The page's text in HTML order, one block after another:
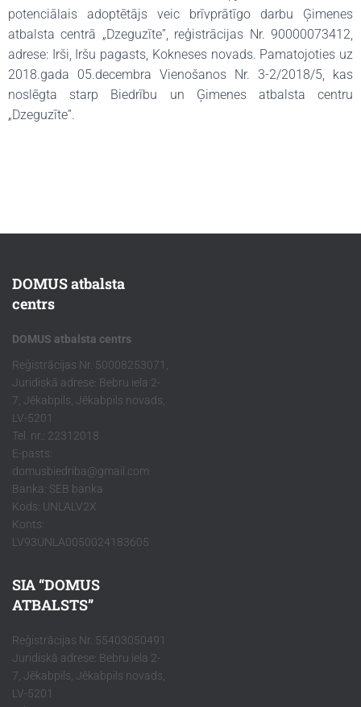
potenciālais adoptētājs veic brīvprātīgo darbu Ģimenes
atbalsta centrā „Dzeguzīte”, reģistrācijas Nr. 90000073412,
adrese: Irši, Iršu pagasts, Kokneses novads. Pamatojoties uz
2018.gada 05.decembra Vienošanos Nr. 3-2/2018/5, kas
noslēgta starp Biedrību un Ģimenes atbalsta centru
„Dzeguzīte”.
DOMUS atbalsta
centrs
DOMUS atbalsta centrs
Reģistrācijas Nr. 50008253071,
Juridiskā adrese: Bebru iela 2-
7, Jēkabpils, Jēkabpils novads,
LV-5201
Tel. nr.: 22312018
E-pasts:
domusbiedriba@gmail.com
Banka: SEB banka
Kods: UNLALV2X
Konts:
LV93UNLA0050024183605
SIA “DOMUS
ATBALSTS”
Reģistrācijas Nr. 55403050491
Juridiskā adrese: Bebru iela 2-
7, Jēkabpils, Jēkabpils novads,
LV-5201